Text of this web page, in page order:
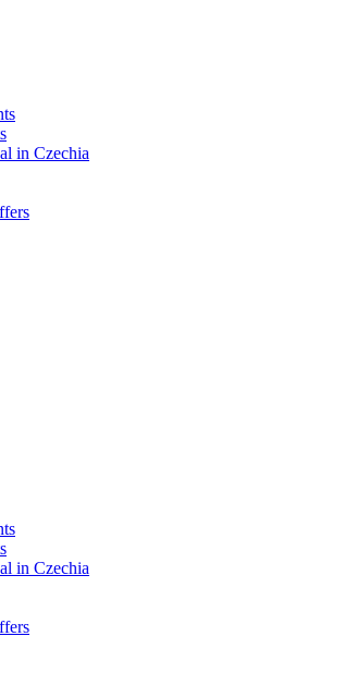
in Czechia
in Czechia